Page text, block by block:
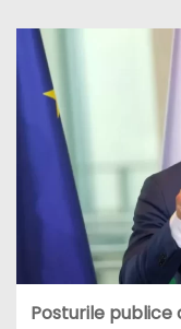
Posturile publice